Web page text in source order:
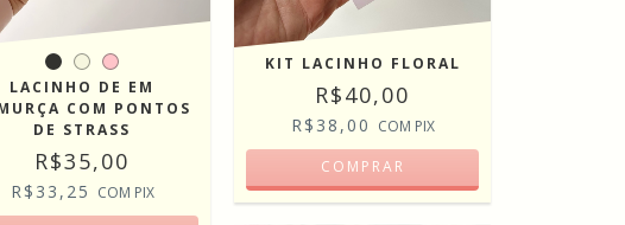
LACINHO DE EM
COM PONTOS
DE STRASS
R$35,00
R$33,25 COM PIX
KIT LACINHO FLORAL
R$40,00
R$38,00 COM PIX
COMPRAR